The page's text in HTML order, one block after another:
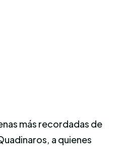
más recordadas de
a quienes